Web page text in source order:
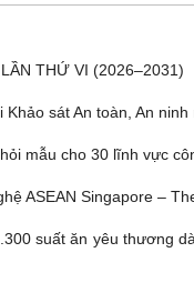
THỨ VI (2026–2031)
sát An toàn, An
mẫu cho 30 lĩnh vực
ASEAN Singapore –
suất ăn yêu thương